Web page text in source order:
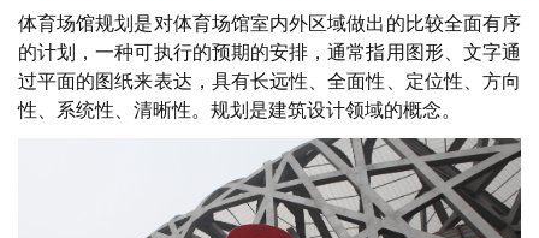
体育场馆规划是对体育场馆室内外区域做出的比较全面有序
的计划，一种可执行的预期的安排，通常指用图形、文字通
过平面的图纸来表达，具有长远性、全面性、定位性、方向
性、系统性、清晰性。规划是建筑设计领域的概念。